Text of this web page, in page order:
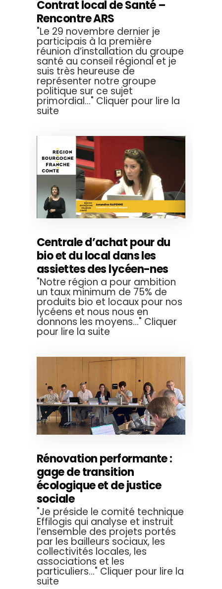
Contrat local de Santé –
Rencontre ARS
"Le 29 novembre dernier je
participais à la première
réunion d’installation du groupe
santé au conseil régional et je
suis très heureuse de
représenter notre groupe
politique sur ce sujet
primordial..." Cliquer pour lire la
suite
Centrale d’achat pour du
bio et du local dans les
assiettes des lycéen-nes
"Notre région a pour ambition
un taux minimum de 75% de
produits bio et locaux pour nos
lycéens et nous nous en
donnons les moyens..." Cliquer
pour lire la suite
Rénovation performante :
gage de transition
écologique et de justice
sociale
"Je préside le comité technique
Effilogis qui analyse et instruit
l’ensemble des projets portés
par les bailleurs sociaux, les
collectivités locales, les
associations et les
particuliers..." Cliquer pour lire la
suite